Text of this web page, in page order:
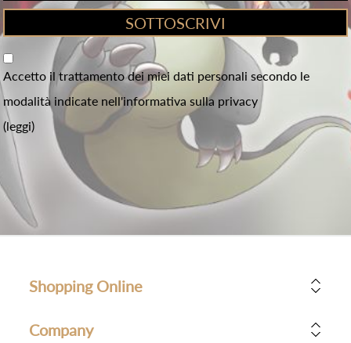
Accetto il trattamento dei miei dati personali secondo le
modalità indicate nell'informativa sulla privacy
(leggi)
Shopping Online
Company